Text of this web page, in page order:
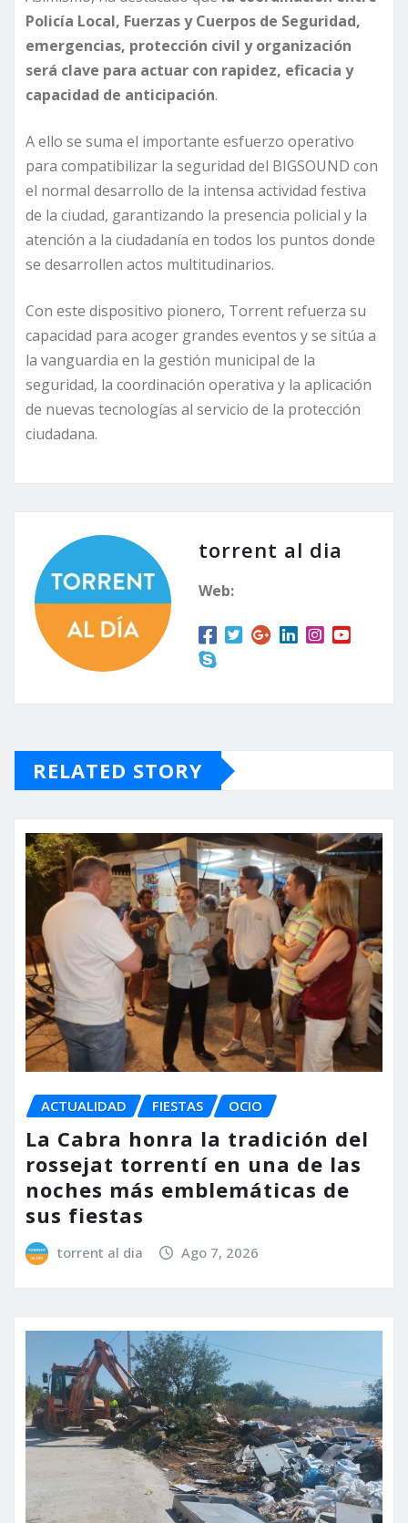
Policía Local, Fuerzas y Cuerpos de Seguridad,
emergencias, protección civil y organización
será clave para actuar con rapidez, eficacia y
capacidad de anticipación.
A ello se suma el importante esfuerzo operativo
para compatibilizar la seguridad del BIGSOUND con
el normal desarrollo de la intensa actividad festiva
de la ciudad, garantizando la presencia policial y la
atención a la ciudadanía en todos los puntos donde
se desarrollen actos multitudinarios.
Con este dispositivo pionero, Torrent refuerza su
capacidad para acoger grandes eventos y se sitúa a
la vanguardia en la gestión municipal de la
seguridad, la coordinación operativa y la aplicación
de nuevas tecnologías al servicio de la protección
ciudadana.
torrent al dia
Web:
RELATED STORY
ACTUALIDAD FIESTAS OCIO
La Cabra honra la tradición del
rossejat torrentí en una de las
noches más emblemáticas de
sus fiestas
torrent al dia Ago 7, 2026